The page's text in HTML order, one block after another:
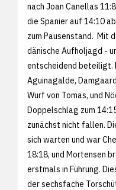
nach Joan Canellas
die Spanier auf 14:10
zum Pausenstand. Mit
dänische Aufholjagd -
entscheidend beteiligt.
Aguinagalde,
Wurf von Tomas, und
Doppelschlag zum
zunächst nicht fallen.
sich warten und war
18:18, und Mortensen
erstmals in Führung.
der sechsfache